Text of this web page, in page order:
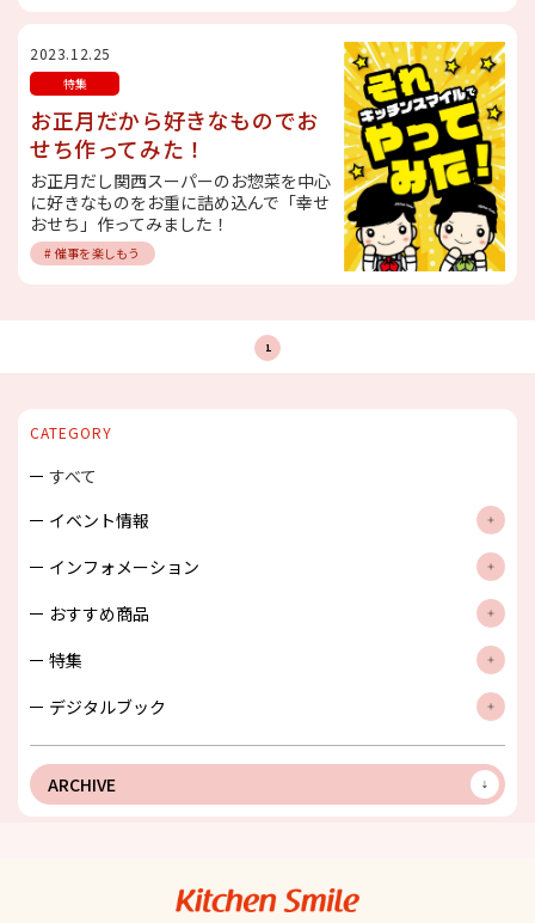
2023.12.25
特集
お正月だから好きなものでお
せち作ってみた！
お正月だし関西スーパーのお惣菜を中心
に好きなものをお重に詰め込んで「幸せ
おせち」作ってみました！
# 催事を楽しもう
1
CATEGORY
すべて
イベント情報
インフォメーション
おすすめ商品
特集
デジタルブック
ARCHIVE